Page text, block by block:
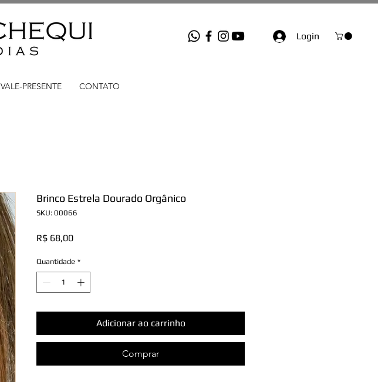
Login
VALE-PRESENTE CONTATO
Brinco Estrela Dourado Orgânico
SKU: 00066
R$ 68,00Preço
Quantidade *
Adicionar ao carrinho
Comprar